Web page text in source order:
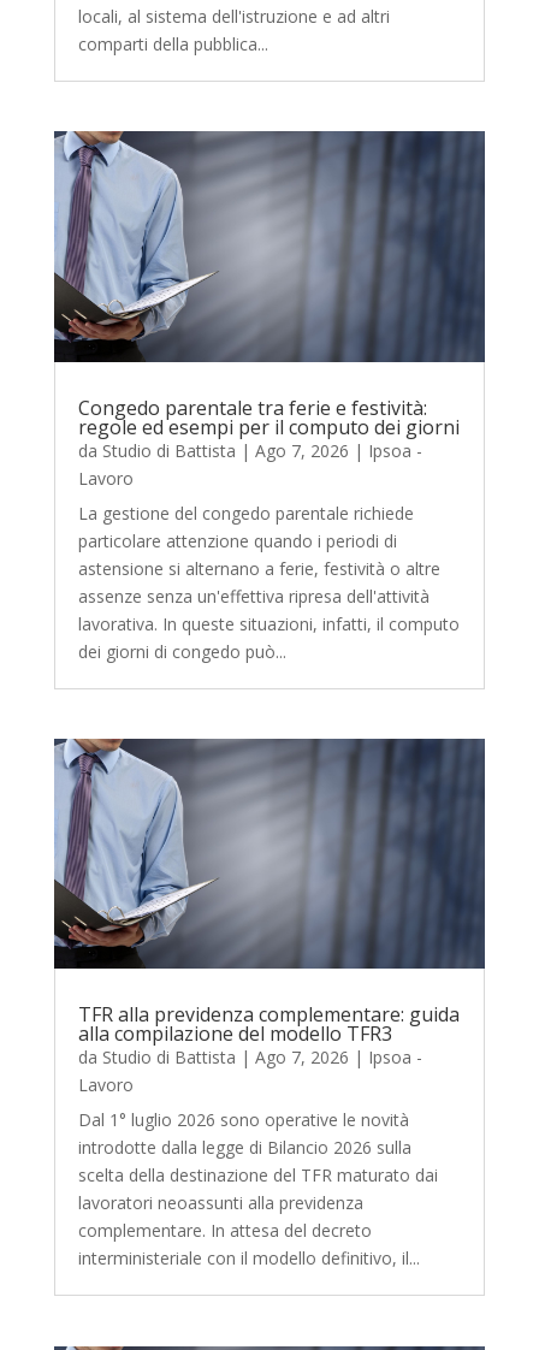
locali, al sistema dell'istruzione e ad altri
comparti della pubblica...
Congedo parentale tra ferie e festività:
regole ed esempi per il computo dei giorni
da Studio di Battista | Ago 7, 2026 | Ipsoa -
Lavoro
La gestione del congedo parentale richiede
particolare attenzione quando i periodi di
astensione si alternano a ferie, festività o altre
assenze senza un'effettiva ripresa dell'attività
lavorativa. In queste situazioni, infatti, il computo
dei giorni di congedo può...
TFR alla previdenza complementare: guida
alla compilazione del modello TFR3
da Studio di Battista | Ago 7, 2026 | Ipsoa -
Lavoro
Dal 1° luglio 2026 sono operative le novità
introdotte dalla legge di Bilancio 2026 sulla
scelta della destinazione del TFR maturato dai
lavoratori neoassunti alla previdenza
complementare. In attesa del decreto
interministeriale con il modello definitivo, il...